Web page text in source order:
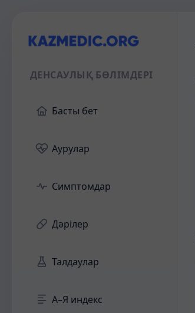
ДЕНСАУЛЫҚ БӨЛІМДЕРІ
Басты бет
Аурулар
Симптомдар
Дәрілер
Талдаулар
А–Я индекс